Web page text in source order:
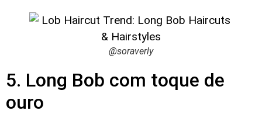
@soraverly
5. Long Bob com toque de
ouro